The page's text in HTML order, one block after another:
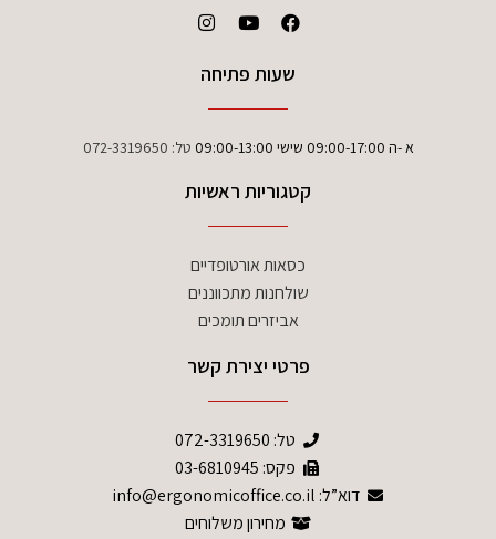
שעות פתיחה
א -ה 09:00-17:00 שישי 09:00-13:00 טל: 072-3319650
קטגוריות ראשיות
כסאות אורטופדיים
שולחנות מתכווננים
אביזרים תומכים
פרטי יצירת קשר
טל: 072-3319650
פקס: 03-6810945
דוא”ל: info@ergonomicoffice.co.il
מחירון משלוחים